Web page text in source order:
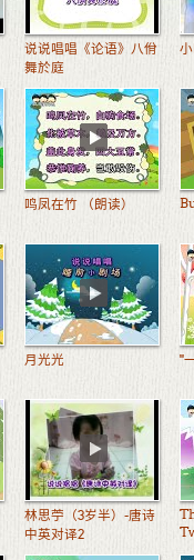
说说唱唱《论语》八佾
舞於庭
鸣凤在竹 （朗读）
月光光 "
林思苧（3岁半）-唐诗
中英对译2